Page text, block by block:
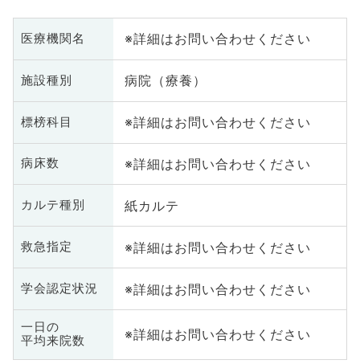
医療機関名 ※詳細はお問い合わせください
施設種別 病院（療養）
標榜科目 ※詳細はお問い合わせください
病床数 ※詳細はお問い合わせください
カルテ種別 紙カルテ
救急指定 ※詳細はお問い合わせください
学会認定状況 ※詳細はお問い合わせください
一日の
平均来院数
※詳細はお問い合わせください